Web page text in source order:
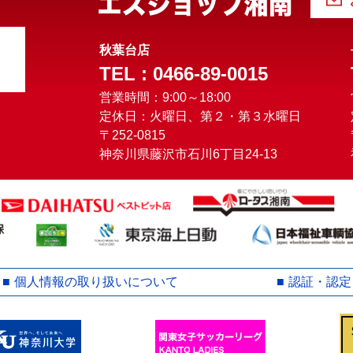
秋葉台店
TEL : 0466-89-0015
営業時間：9:00～18:00
定休日：火曜日、第２・第３水曜日
〒252-0815
神奈川県藤沢市石川6丁目24-13
個人情報の取り扱いについて 認証・認定